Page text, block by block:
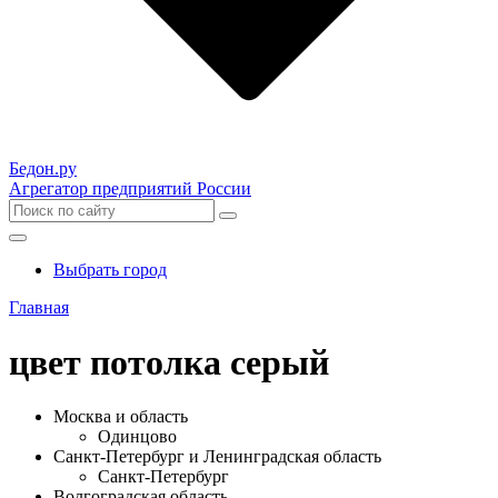
Бедон.ру
Агрегатор предприятий России
Выбрать город
Главная
цвет потолка серый
Москва и область
Одинцово
Санкт-Петербург и Ленинградская область
Санкт-Петербург